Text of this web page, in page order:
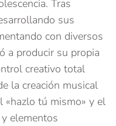
Tras
sus
con diversos
a producir su propia
creativo total
la creación musical
«hazlo tú mismo» y el
elementos